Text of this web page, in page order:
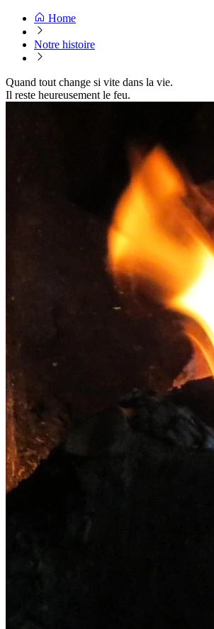
Home
Notre histoire
Quand tout change si vite dans la vie.
Il reste heureusement le feu.